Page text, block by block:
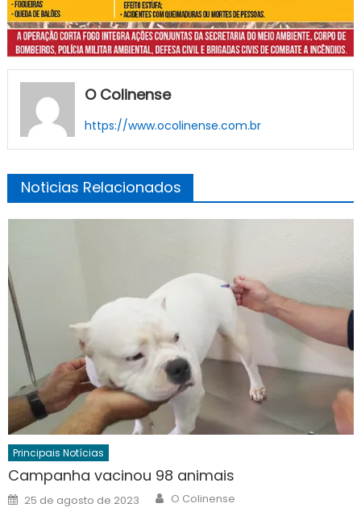
O Colinense
https://www.ocolinense.com.br
Noticias Relacionados
Principais Notícias
Campanha vacinou 98 animais
Posted
on
25 de agosto de 2023 Author
O Colinense